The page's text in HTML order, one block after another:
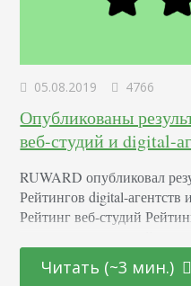
05.08.2019 4766
Опубликованы
веб-студий и digital-
RUWARD опубликовал
Рейтингов digital-агентств
Рейтинг веб-студий
Рейтинг разработчиков
Сотня российского Digital
Читать (~3 мин.)